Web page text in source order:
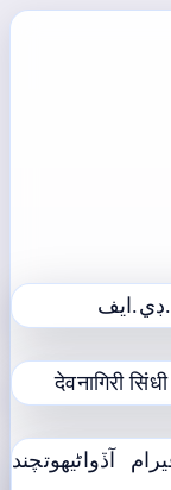
देवनागिरी सिंधी
آڏواڻيھوتچند